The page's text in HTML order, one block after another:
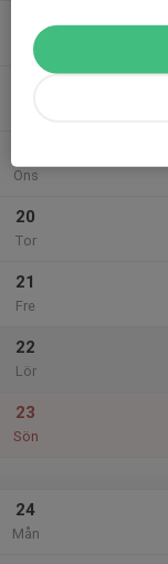
Mån
Ons
20
Tor
21
Fre
22
Lör
23
Sön
24
Mån